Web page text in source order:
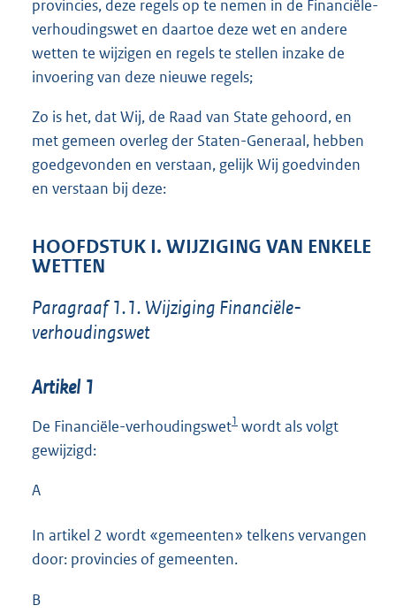
provincies, deze regels op te nemen in de Financiële-
verhoudingswet en daartoe deze wet en andere
wetten te wijzigen en regels te stellen inzake de
invoering van deze nieuwe regels;
Zo is het, dat Wij, de Raad van State gehoord, en
met gemeen overleg der Staten-Generaal, hebben
goedgevonden en verstaan, gelijk Wij goedvinden
en verstaan bij deze:
HOOFDSTUK I. WIJZIGING VAN ENKELE
WETTEN
Paragraaf 1.1. Wijziging Financiële-
verhoudingswet
Artikel 1
De Financiële-verhoudingswet1 wordt als volgt
gewijzigd:
A
In artikel 2 wordt «gemeenten» telkens vervangen
door: provincies of gemeenten.
B